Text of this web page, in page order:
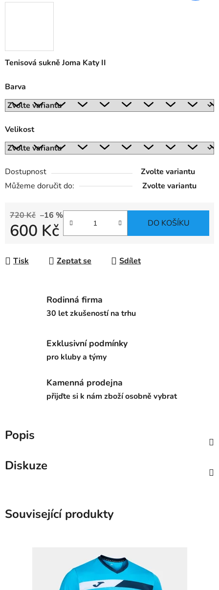
Tenisová sukně Joma Katy II
Barva
Velikost
Dostupnost
Zvolte variantu
Můžeme doručit do:
Zvolte variantu
720 Kč –16 %
600 Kč DO KOŠÍKU
Tisk Zeptat se Sdílet
Rodinná firma
30 let zkušeností na trhu
Exklusivní podmínky
pro kluby a týmy
Kamenná prodejna
přijďte si k nám zboží osobně vybrat
Popis
Diskuze
Související produkty